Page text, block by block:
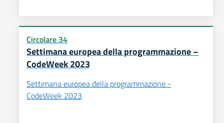
Circolare 34
Settimana europea della programmazione –
CodeWeek 2023
Settimana europea della programmazione -
CodeWeek 2023